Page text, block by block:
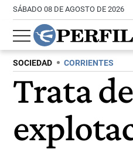
SÁBADO 08 DE AGOSTO DE 2026
SOCIEDAD CORRIENTES
Trata